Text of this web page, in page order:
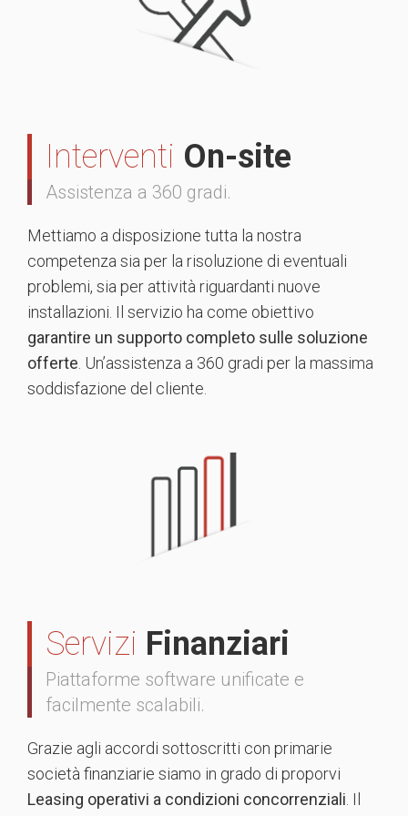
Interventi On-site
Assistenza a 360 gradi.
Mettiamo a disposizione tutta la nostra
competenza sia per la risoluzione di eventuali
problemi, sia per attività riguardanti nuove
installazioni. Il servizio ha come obiettivo
garantire un supporto completo sulle soluzione
offerte . Un’assistenza a 360 gradi per la massima
soddisfazione del cliente.
Servizi Finanziari
Piattaforme software unificate e
facilmente scalabili.
Grazie agli accordi sottoscritti con primarie
società finanziarie siamo in grado di proporvi
Leasing operativi a condizioni concorrenziali . Il